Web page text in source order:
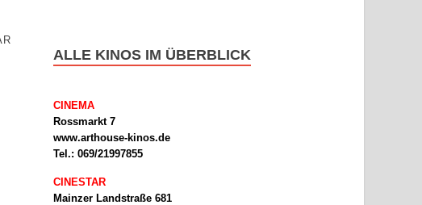
ALLE KINOS IM ÜBERBLICK
CINEMA
Rossmarkt 7
www.arthouse-kinos.de
Tel.: 069/21997855
CINESTAR
Mainzer Landstraße 681